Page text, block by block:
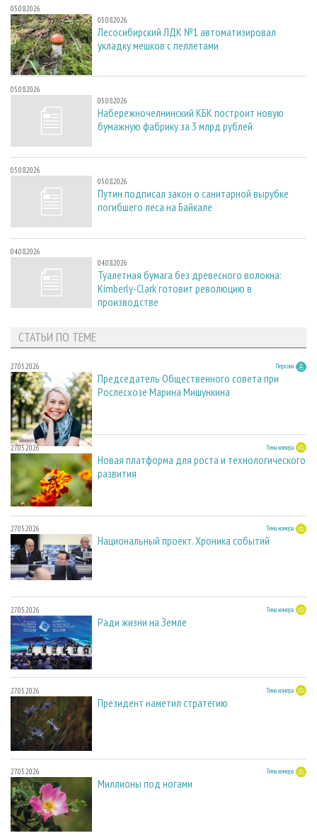
05.08.2026
05.08.2026
Лесосибирский ЛДК №1 автоматизировал
укладку мешков с пеллетами
05.08.2026
05.08.2026
Набережночелнинский КБК построит новую
бумажную фабрику за 3 млрд рублей
05.08.2026
05.08.2026
Путин подписал закон о санитарной вырубке
погибшего леса на Байкале
04.08.2026
04.08.2026
Туалетная бумага без древесного волокна:
Kimberly-Clark готовит революцию в
производстве
СТАТЬИ ПО ТЕМЕ
27.05.2026 Персона
Председатель Общественного совета при
Рослесхозе Марина Мишункина
27.05.2026 Тема номера
Новая платформа для роста и технологического
развития
27.05.2026 Тема номера
Национальный проект. Хроника событий
27.05.2026 Тема номера
Ради жизни на Земле
27.05.2026 Тема номера
Президент наметил стратегию
27.05.2026 Тема номера
Миллионы под ногами